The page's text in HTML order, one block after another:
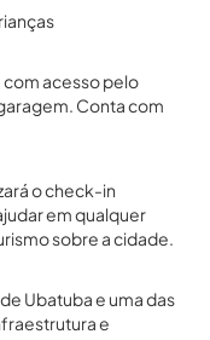
com acesso pelo
Conta com
o check-in
em qualquer
sobre a cidade.
Ubatuba e uma das
e